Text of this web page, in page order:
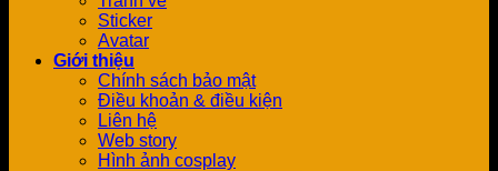
Sticker
Avatar
Giới thiệu
Chính sách bảo mật
Điều khoản & điều kiện
Liên hệ
Web story
Hình ảnh cosplay